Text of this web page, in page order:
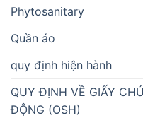
Phytosanitary
Quần áo
quy định hiện hành
QUY ĐỊNH VỀ GIẤY
ĐỘNG (OSH)